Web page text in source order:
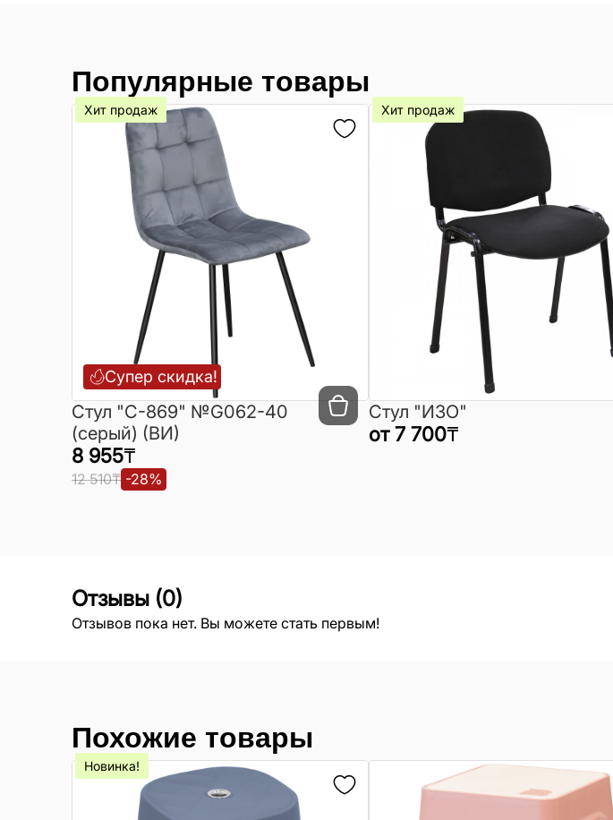
Популярные товары
Супер скидка!
Хит продаж
Cтул "C-869" №G062-40
(серый) (ВИ)
8 955₸
12 510₸ -28%
Хит продаж
Стул "ИЗО"
от 7 700₸
Отзывы (0)
Отзывов пока нет. Вы можете стать первым!
Похожие товары
Новинка!